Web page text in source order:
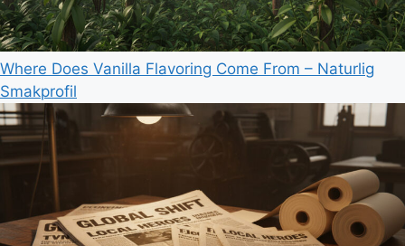
Where Does Vanilla Flavoring Come From – Naturlig
Smakprofil